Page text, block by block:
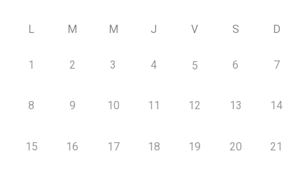
L M M J V S D
1 2 3 4 5 6 7
8 9 10 11 12 13 14
15 16 17 18 19 20 21